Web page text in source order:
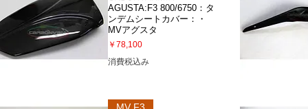
AGUSTA:F3 800/6750：タ
ンデムシートカバー：・
MVアグスタ
価格
￥78,100
消費税込み
MV F3